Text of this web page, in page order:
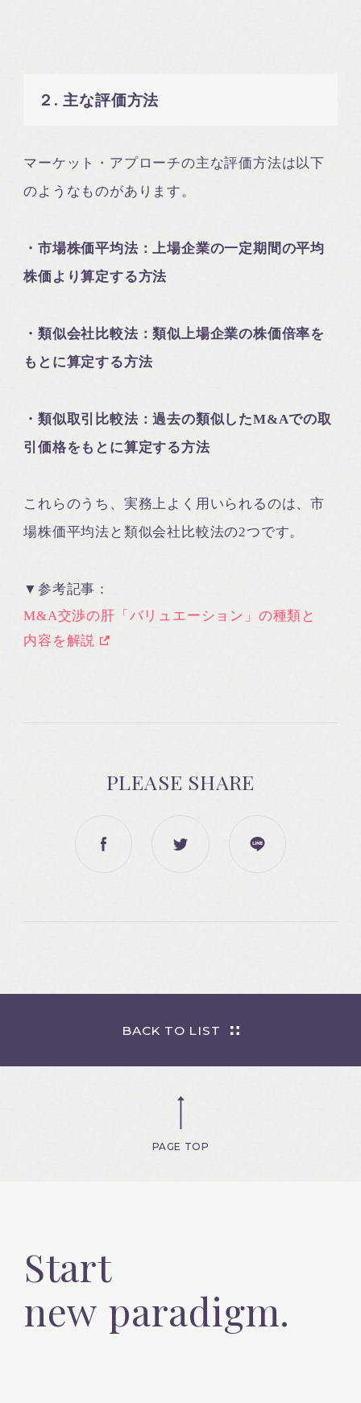
２. 主な評価方法
マーケット・アプローチの主な評価方法は以下
のようなものがあります。
・市場株価平均法：上場企業の一定期間の平均
株価より算定する方法
・類似会社比較法：類似上場企業の株価倍率を
もとに算定する方法
・類似取引比較法：過去の類似したM&Aでの取
引価格をもとに算定する方法
これらのうち、実務上よく用いられるのは、市
場株価平均法と類似会社比較法の2つです。
▼参考記事：
M&A交渉の肝「バリュエーション」の種類と
内容を解説
PLEASE SHARE
BACK TO LIST
PAGE TOP
Start
new paradigm.